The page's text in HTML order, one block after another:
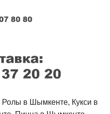
в Шымкенте, Кукси в